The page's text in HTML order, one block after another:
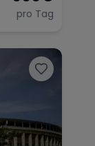
pro Tag